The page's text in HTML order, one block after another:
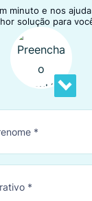
minuto e nos
solução para